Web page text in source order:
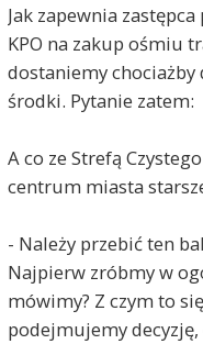
Jak zapewnia
KPO na zakup ośmiu
dostaniemy chociażby
środki. Pytanie zatem:
A co ze Strefą
centrum miasta
- Należy przebić ten
Najpierw zróbmy w
mówimy? Z czym to
podejmujemy decyzję,